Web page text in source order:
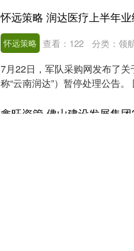
怀远策略 润达医疗上半年
怀远策略 查看： 122 分类： 领
7月22日，军队采购网发布了
称“云南润达”）暂停处理公告